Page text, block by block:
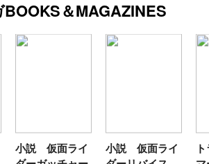
＆MAGAZINES
小説 仮面ライ
小説 仮面ライ